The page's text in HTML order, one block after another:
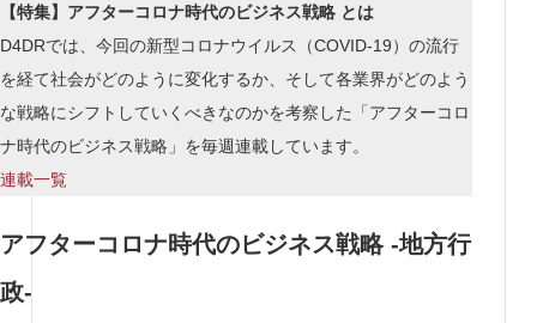
【特集】アフターコロナ時代のビジネス戦略 とは
D4DRでは、今回の新型コロナウイルス（COVID-19）の流行
を経て社会がどのように変化するか、そして各業界がどのよう
な戦略にシフトしていくべきなのかを考察した「アフターコロ
ナ時代のビジネス戦略」を毎週連載しています。
連載一覧
アフターコロナ時代のビジネス戦略 -地方行
政-